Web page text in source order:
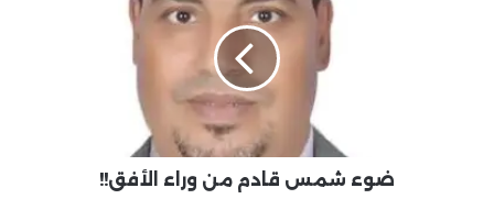
ضوء شمس قادم من وراء الأفق!!